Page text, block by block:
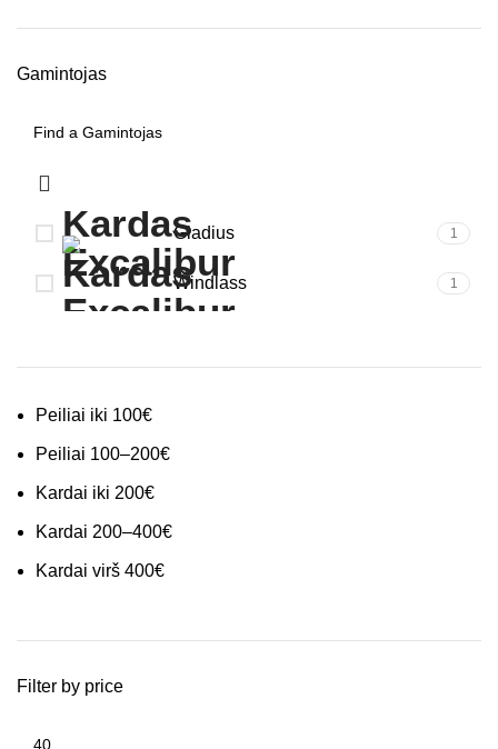
Gamintojas
Gladius 1
Windlass 1
Peiliai iki 100€
Peiliai 100–200€
Kardai iki 200€
Kardai 200–400€
Kardai virš 400€
Filter by price